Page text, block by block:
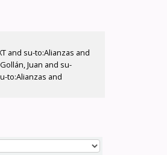
and su-to:Alianzas and
Juan and su-
to:Alianzas and